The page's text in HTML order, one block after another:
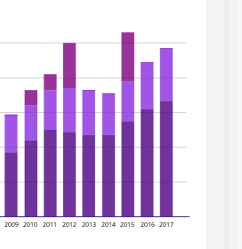
2009 2010 2011 2012 2013 2014 2015 2016 2017